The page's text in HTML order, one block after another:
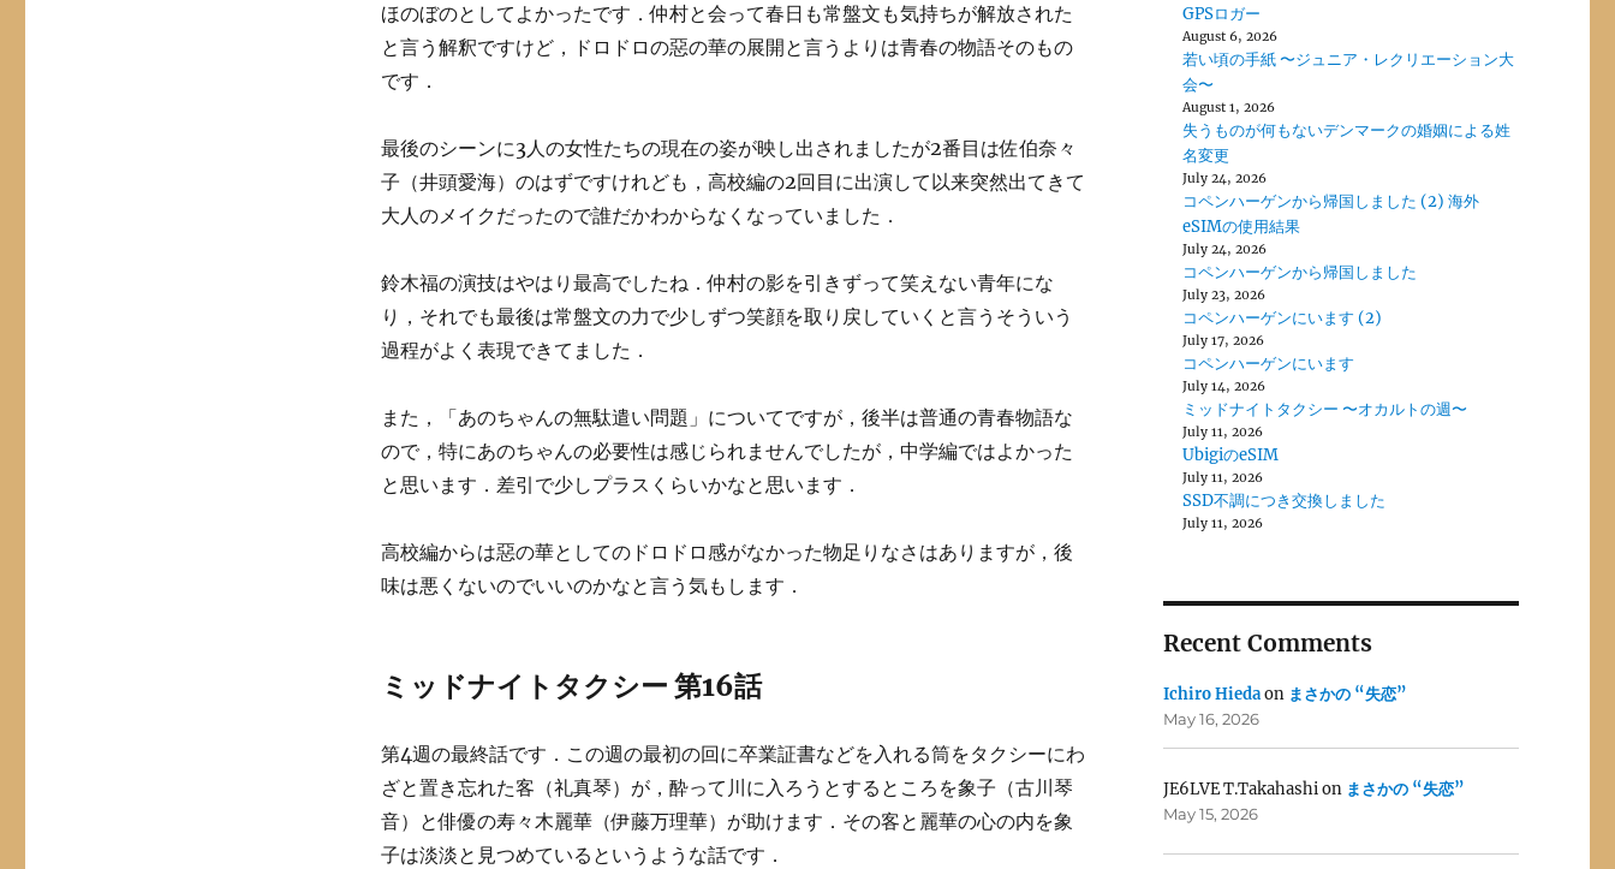
ほのぼのとしてよかったです．仲村と会って春日も常盤文も気持ちが解放された
と言う解釈ですけど，ドロドロの惡の華の展開と言うよりは青春の物語そのもの
です．
最後のシーンに3人の女性たちの現在の姿が映し出されましたが2番目は佐伯奈々
子（井頭愛海）のはずですけれども，高校編の2回目に出演して以来突然出てきて
大人のメイクだったので誰だかわからなくなっていました．
鈴木福の演技はやはり最高でしたね．仲村の影を引きずって笑えない青年にな
り，それでも最後は常盤文の力で少しずつ笑顔を取り戻していくと言うそういう
過程がよく表現できてました．
また，「あのちゃんの無駄遣い問題」についてですが，後半は普通の青春物語な
ので，特にあのちゃんの必要性は感じられませんでしたが，中学編ではよかった
と思います．差引で少しプラスくらいかなと思います．
高校編からは惡の華としてのドロドロ感がなかった物足りなさはありますが，後
味は悪くないのでいいのかなと言う気もします．
ミッドナイトタクシー 第16話
第4週の最終話です．この週の最初の回に卒業証書などを入れる筒をタクシーにわ
ざと置き忘れた客（礼真琴）が，酔って川に入ろうとするところを象子（古川琴
音）と俳優の寿々木麗華（伊藤万理華）が助けます．その客と麗華の心の内を象
子は淡淡と見つめているというような話です．
GPSロガー
August 6, 2026
若い頃の手紙 〜ジュニア・レクリエーション大
会〜
August 1, 2026
失うものが何もないデンマークの婚姻による姓
名変更
July 24, 2026
コペンハーゲンから帰国しました (2) 海外
eSIMの使用結果
July 24, 2026
コペンハーゲンから帰国しました
July 23, 2026
コペンハーゲンにいます (2)
July 17, 2026
コペンハーゲンにいます
July 14, 2026
ミッドナイトタクシー 〜オカルトの週〜
July 11, 2026
UbigiのeSIM
July 11, 2026
SSD不調につき交換しました
July 11, 2026
Recent Comments
Ichiro Hiedaon まさかの “失恋”
May 16, 2026
JE6LVE T.Takahashion まさかの “失恋”
May 15, 2026